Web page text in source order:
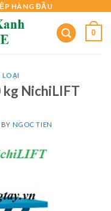
HÀNG ĐẦU
0
LOẠI
kg NichiLIFT
BY NGOC TIEN